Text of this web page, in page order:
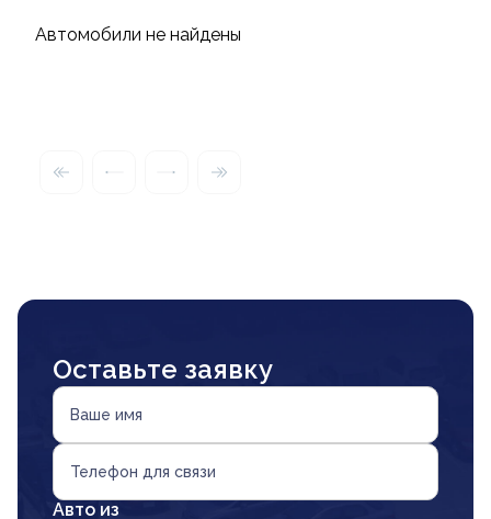
Автомобили не найдены
Оставьте заявку
Ваше имя
Телефон для связи
Авто из